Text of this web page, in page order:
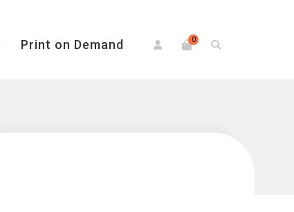
0
Print on Demand